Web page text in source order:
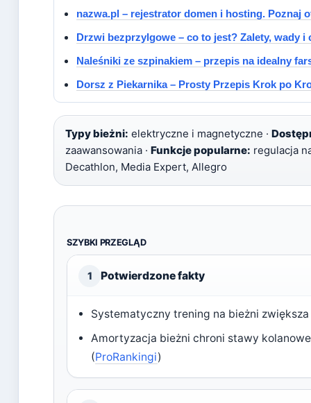
nazwa.pl – rejestrator domen i hosting. Poznaj
Drzwi bezprzylgowe – co to jest? Zalety, wady i
Naleśniki ze szpinakiem – przepis na idealny
Dorsz z Piekarnika – Prosty Przepis Krok po
Typy bieżni: elektryczne i magnetyczne ·
zaawansowania · Funkcje popularne: regulacja
Decathlon, Media Expert, Allegro
SZYBKI PRZEGLĄD
1 Potwierdzone fakty
Systematyczny trening na bieżni
Amortyzacja bieżni chroni stawy
(ProRankingi)